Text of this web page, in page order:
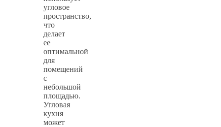
угловое
пространство,
что
делает
ее
оптимальной
для
помещений
с
небольшой
площадью.
Угловая
кухня
может